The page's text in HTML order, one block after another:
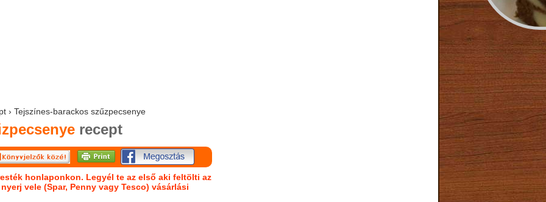
› Tejszínes-barackos szűzpecsenye
recept
honlaponkon. Legyél te az első aki feltölti az
vele (Spar, Penny vagy Tesco) vásárlási